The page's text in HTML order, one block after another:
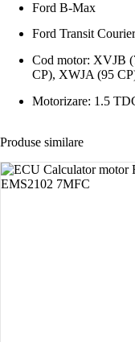
Ford B-Max
Ford Transit
Cod motor: XVJB
CP), XWJA (95
Motorizare: 1.5
Produse similare